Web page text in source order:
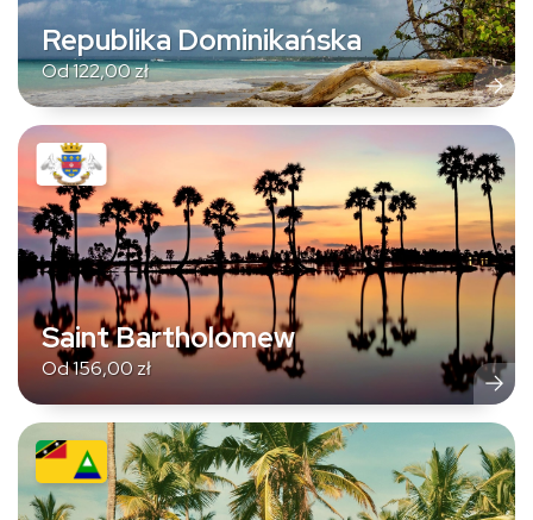
Republika Dominikańska
Od122,00zł
Saint Bartholomew
Od156,00zł